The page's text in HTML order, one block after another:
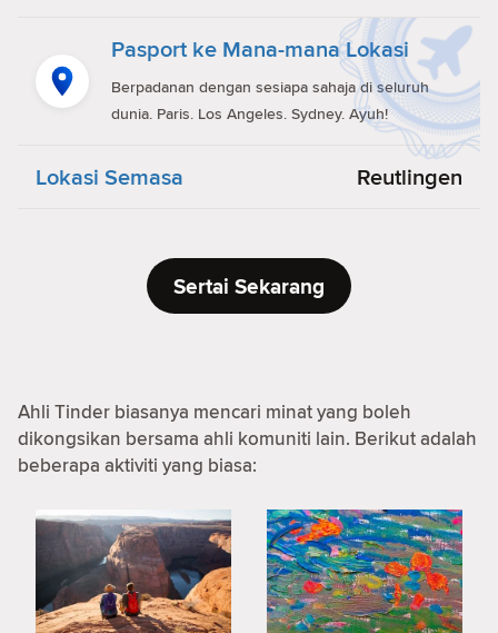
Pasport ke Mana-mana Lokasi
Berpadanan dengan sesiapa sahaja di seluruh
dunia. Paris. Los Angeles. Sydney. Ayuh!
Lokasi Semasa Reutlingen
Sertai Sekarang
Ahli Tinder biasanya mencari minat yang boleh
dikongsikan bersama ahli komuniti lain. Berikut adalah
beberapa aktiviti yang biasa: